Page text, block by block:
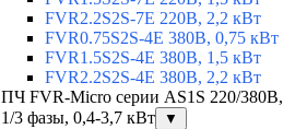
FVR2.2S2S-7E 220В, 2,2 кВт
FVR0.75S2S-4E 380В, 0,75 кВт
FVR1.5S2S-4E 380В, 1,5 кВт
FVR2.2S2S-4E 380В, 2,2 кВт
ПЧ FVR-Micro серии AS1S 220/380В,
1/3 фазы, 0,4-3,7 кВт
▼